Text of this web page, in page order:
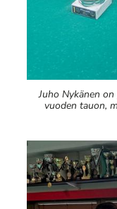
Juho Nykänen
vuoden tauon,